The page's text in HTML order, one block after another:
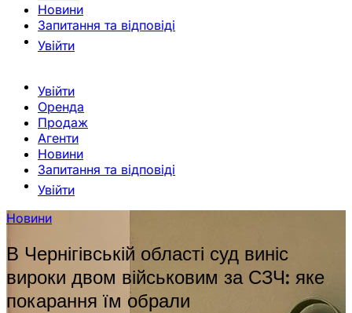
Новини
Запитання та відповіді
Увійти
Увійти
Оренда
Продаж
Агенти
Новини
Запитання та відповіді
Увійти
Новини
В Чернігівській області суд виніс
вироки двом військовим за СЗЧ: яке
покарання їм обрали